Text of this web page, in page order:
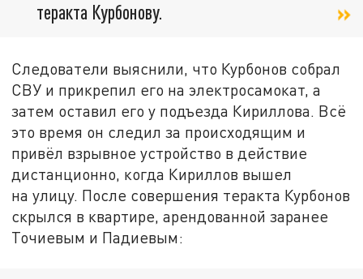
теракта Курбонову.
Следователи выяснили, что Курбонов собрал
СВУ и прикрепил его на электросамокат, а
затем оставил его у подъезда Кириллова. Всё
это время он следил за происходящим и
привёл взрывное устройство в действие
дистанционно, когда Кириллов вышел
на улицу. После совершения теракта Курбонов
скрылся в квартире, арендованной заранее
Точиевым и Падиевым: